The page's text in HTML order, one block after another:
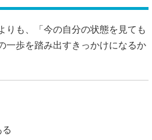
りも、「今の自分の状態を見ても
一歩を踏み出すきっかけになるか